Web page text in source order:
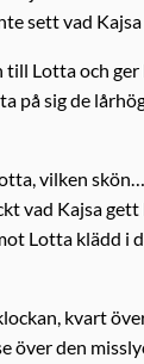
sett vad Kajsa
till Lotta och
på sig de
vilken
vad Kajsa gett
Lotta klädd i
kvart
över den